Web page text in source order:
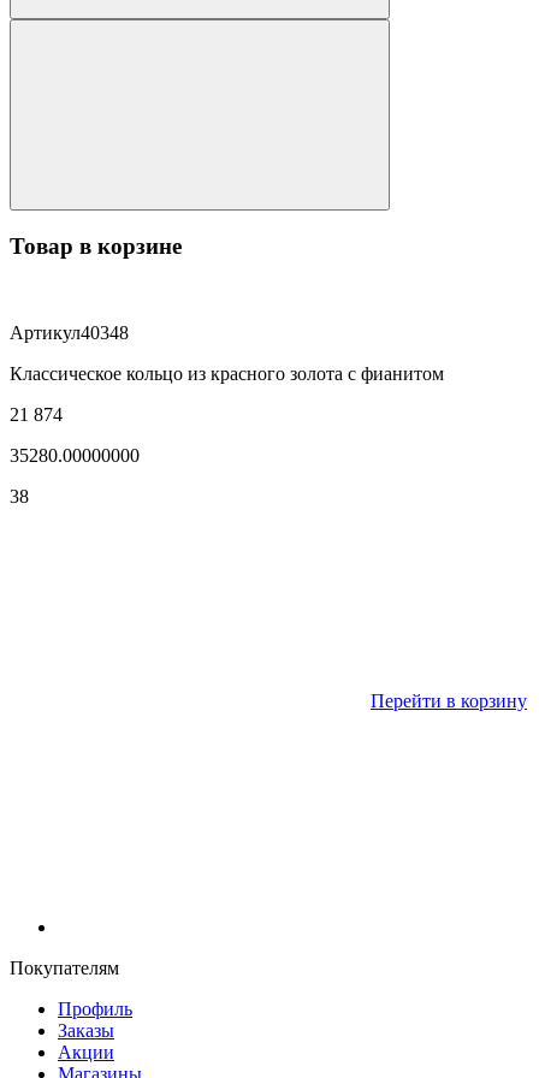
Товар в корзине
Артикул40348
Классическое кольцо из красного золота с фианитом
21 874
35280.00000000
38
Перейти в корзину
Покупателям
Профиль
Заказы
Акции